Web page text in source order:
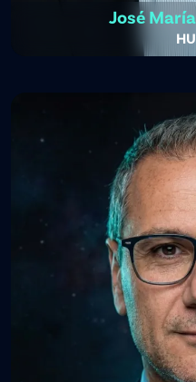
José